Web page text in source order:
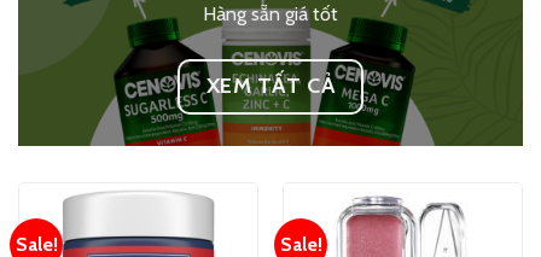
Hàng sẵn giá tốt
XEM TẤT CẢ
Sale! Sale!